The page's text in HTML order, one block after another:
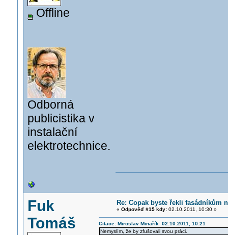
Offline
Odborná
publicistika v
instalační
elektrotechnice.
Fuk
Tomáš
Re: Copak byste řekli fasádníkům
« Odpověď #15 kdy:02.10.2011, 10:30 »
Citace: Miroslav Minařík 02.10.2011, 10:21
Nemyslím, že by zfušovali svou práci.